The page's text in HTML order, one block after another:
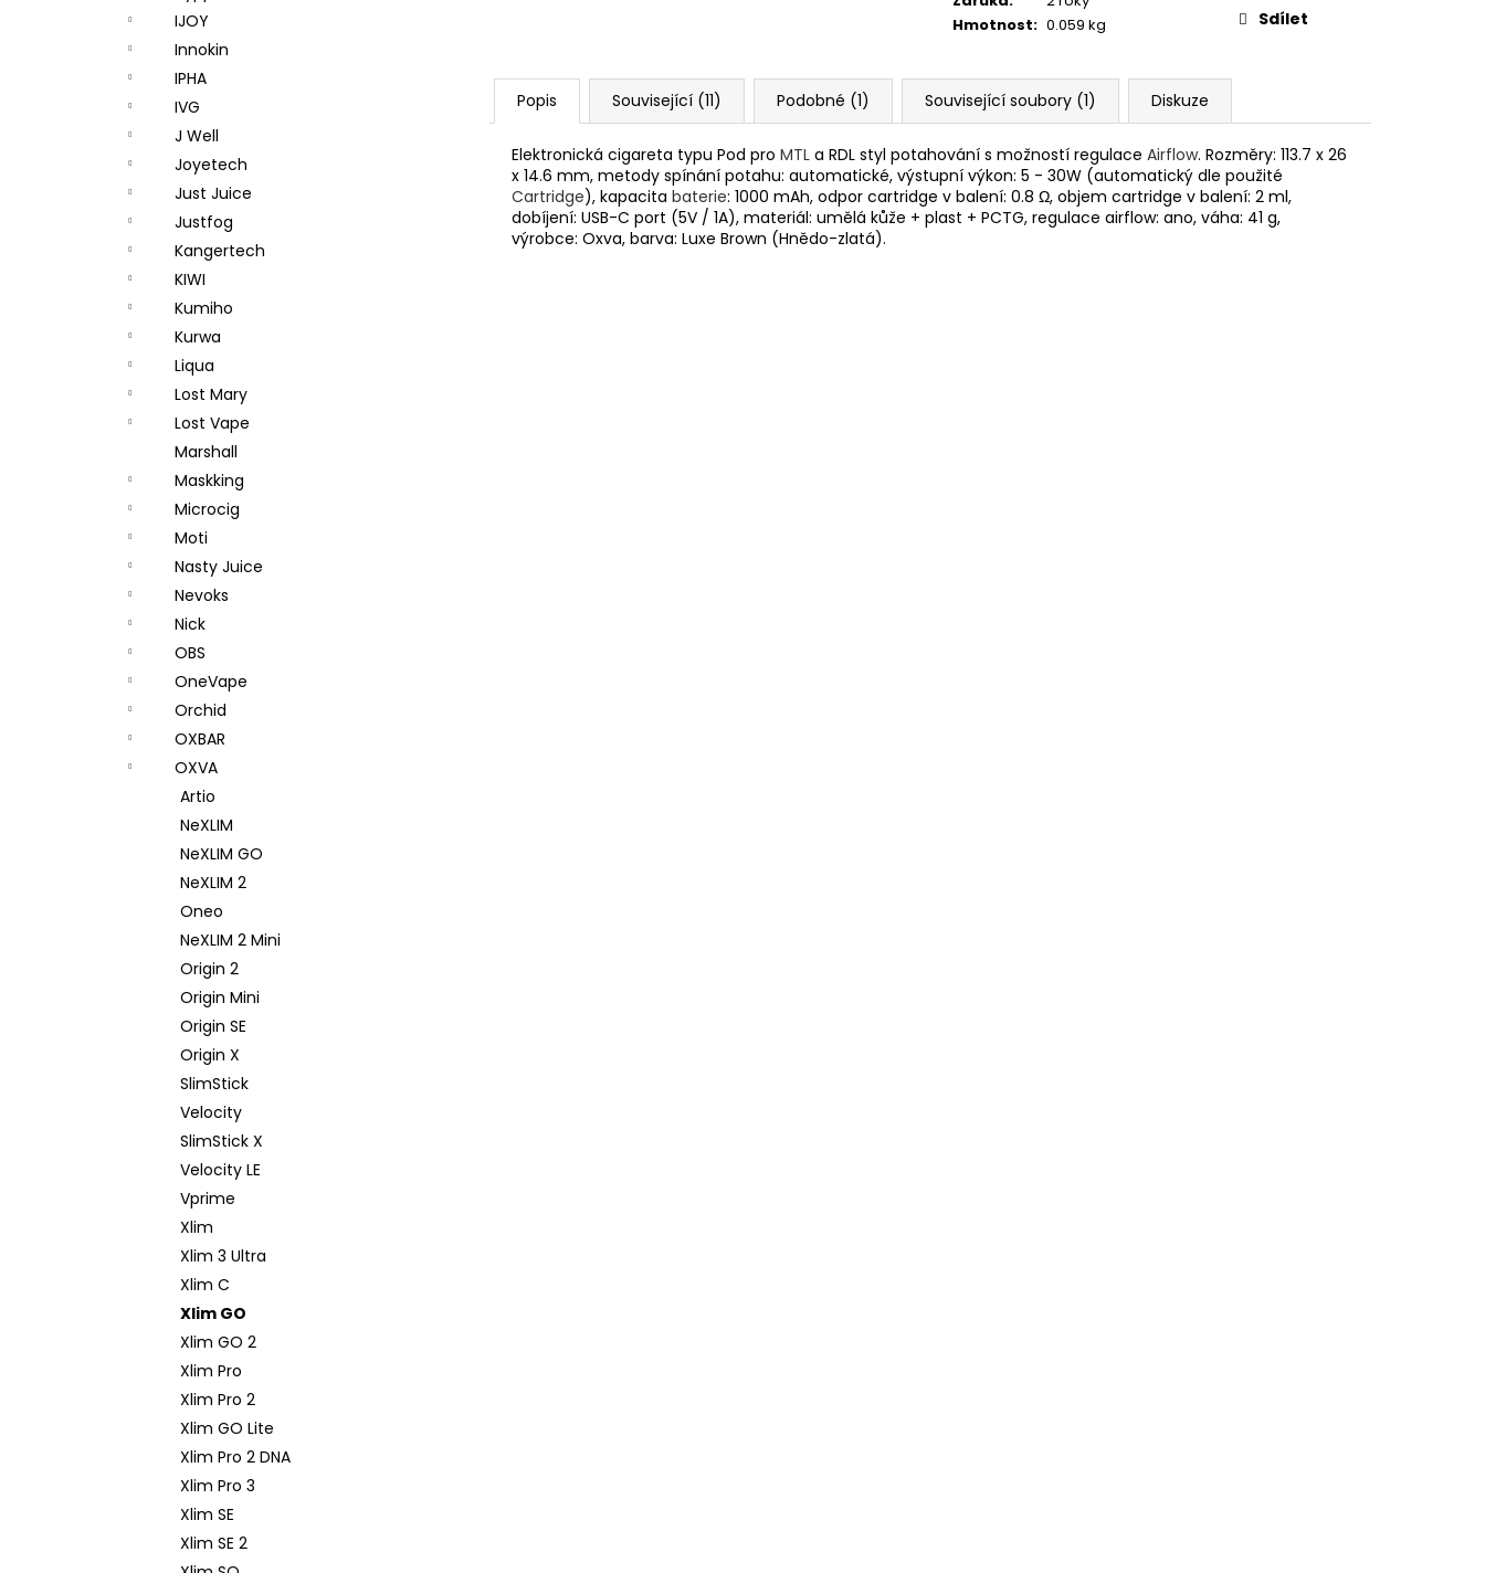
IJOY
Innokin
IPHA
IVG
J Well
Joyetech
Just Juice
Justfog
Kangertech
KIWI
Kumiho
Kurwa
Liqua
Lost Mary
Lost Vape
Marshall
Maskking
Microcig
Moti
Nasty Juice
Nevoks
Nick
OBS
OneVape
Orchid
OXBAR
OXVA
Artio
NeXLIM
NeXLIM GO
NeXLIM 2
Oneo
NeXLIM 2 Mini
Origin 2
Origin Mini
Origin SE
Origin X
SlimStick
Velocity
SlimStick X
Velocity LE
Vprime
Xlim
Xlim 3 Ultra
Xlim C
Xlim GO
Xlim GO 2
Xlim Pro
Xlim Pro 2
Xlim GO Lite
Xlim Pro 2 DNA
Xlim Pro 3
Xlim SE
Xlim SE 2
Hmotnost: 0.059 kg
Sdílet
Popis Související (11) Podobné (1) Související soubory (1) Diskuze
Elektronická cigareta typu Pod pro MTL a RDL styl potahování s možností regulace Airflow. Rozměry: 113.7 x 26
x 14.6 mm, metody spínání potahu: automatické, výstupní výkon: 5 - 30W (automatický dle použité
Cartridge), kapacita baterie: 1000 mAh, odpor cartridge v balení: 0.8 Ω, objem cartridge v balení: 2 ml,
dobíjení: USB-C port (5V / 1A), materiál: umělá kůže + plast + PCTG, regulace airflow: ano, váha: 41 g,
výrobce: Oxva, barva: Luxe Brown (Hnědo-zlatá).